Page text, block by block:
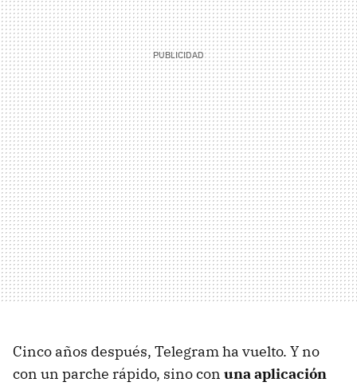
Cinco años después, Telegram ha vuelto. Y no
con un parche rápido, sino con una aplicación